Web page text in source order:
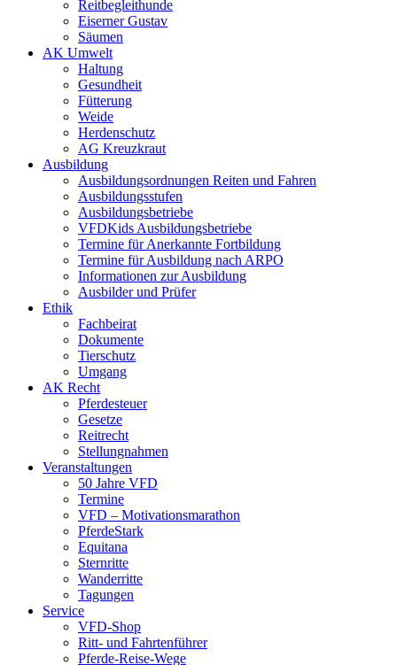
Reitbegleithunde
Eiserner Gustav
Säumen
AK Umwelt
Haltung
Gesundheit
Fütterung
Weide
Herdenschutz
AG Kreuzkraut
Ausbildung
Ausbildungsordnungen Reiten und Fahren
Ausbildungsstufen
Ausbildungsbetriebe
VFDKids Ausbildungsbetriebe
Termine für Anerkannte Fortbildung
Termine für Ausbildung nach ARPO
Informationen zur Ausbildung
Ausbilder und Prüfer
Ethik
Fachbeirat
Dokumente
Tierschutz
Umgang
AK Recht
Pferdesteuer
Gesetze
Reitrecht
Stellungnahmen
Veranstaltungen
50 Jahre VFD
Termine
VFD – Motivationsmarathon
PferdeStark
Equitana
Sternritte
Wanderritte
Tagungen
Service
VFD-Shop
Ritt- und Fahrtenführer
Pferde-Reise-Wege